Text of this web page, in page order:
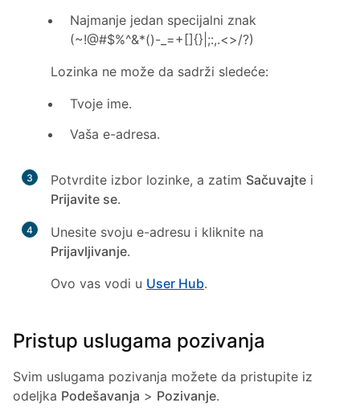
Najmanje jedan specijalni znak
(~!@#$%^&*()-_=+[]{}|;:,.<>/?)
Lozinka ne može da sadrži sledeće:
Tvoje ime.
Vaša e-adresa.
3 Potvrdite izbor lozinke, a zatim Sačuvajte i
Prijavite se.
4
Unesite svoju e-adresu i kliknite na
Prijavljivanje.
Ovo vas vodi u User Hub.
Pristup uslugama pozivanja
Svim uslugama pozivanja možete da pristupite iz
odeljka Podešavanja > Pozivanje.